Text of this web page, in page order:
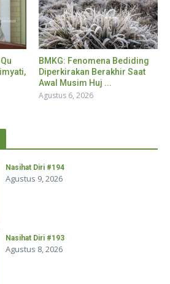
BMKG: Fenomena Bediding
Diperkirakan Berakhir Saat
Awal Musim Huj ...
Agustus 6, 2026
Nasihat Diri #194
Agustus 9, 2026
Nasihat Diri #193
Agustus 8, 2026